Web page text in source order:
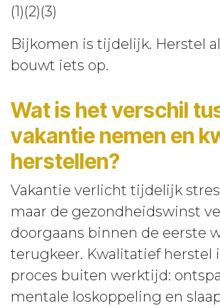
(1)(2)(3)
Bijkomen is tijdelijk. Herstel
bouwt iets op.
Wat is het verschil
vakantie nemen en
herstellen?
Vakantie verlicht tijdelijk
maar de gezondheidswinst
doorgaans binnen de eerste
terugkeer. Kwalitatief herstel
proces buiten werktijd:
mentale loskoppeling en